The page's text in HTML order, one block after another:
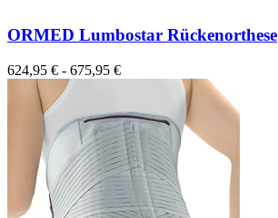
ORMED Lumbostar Rückenorthese
624,95 € - 675,95 €